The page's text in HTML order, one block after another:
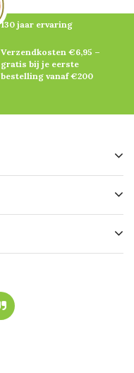
130 jaar ervaring
Verzendkosten €6,95 –
gratis bij je eerste
bestelling vanaf €200